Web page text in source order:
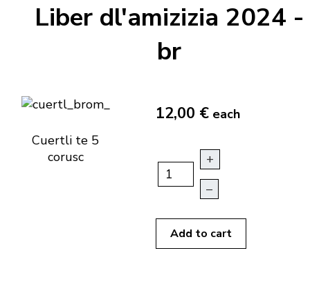
Liber dl'amizizia 2024 -
br
Cuertli te 5
corusc
12,00 € each
+
–
Add to cart